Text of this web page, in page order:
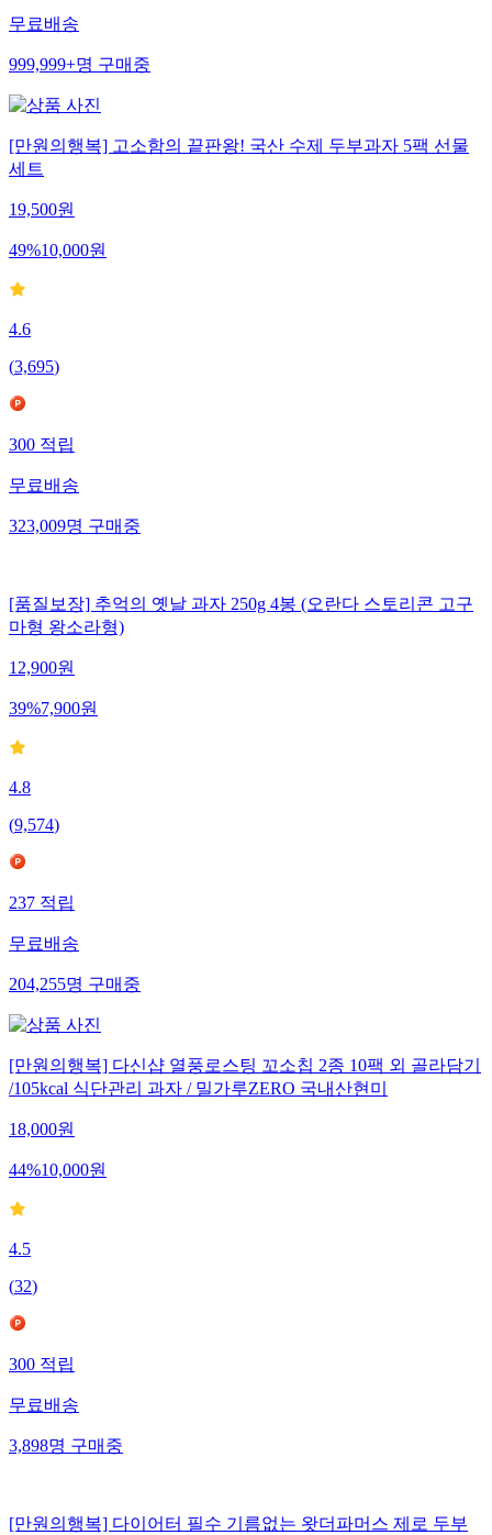
무료배송
999,999+명 구매중
[만원의행복] 고소함의 끝판왕! 국산 수제 두부과자 5팩 선물
세트
19,500원
49%10,000원
4.6
(3,695)
300 적립
무료배송
323,009명 구매중
[품질보장] 추억의 옛날 과자 250g 4봉 (오란다 스토리콘 고구
마형 왕소라형)
12,900원
39%7,900원
4.8
(9,574)
237 적립
무료배송
204,255명 구매중
[만원의행복] 다신샵 열풍로스팅 꼬소칩 2종 10팩 외 골라담기
/105kcal 식단관리 과자 / 밀가루ZERO 국내산현미
18,000원
44%10,000원
4.5
(32)
300 적립
무료배송
3,898명 구매중
[만원의행복] 다이어터 필수 기름없는 왓더파머스 제로 두부